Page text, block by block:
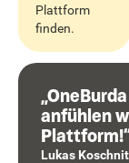
Plattform
finden.
anfühlen
Lukas